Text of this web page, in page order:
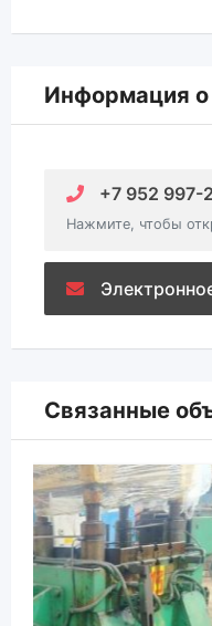
Информация
+7 952 997-
Нажмите, чтобы
Связанные